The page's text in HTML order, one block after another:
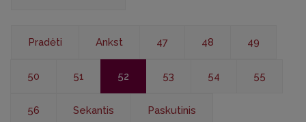
Pradėti Ankst 47 48 49
50 51 52 53 54 55
56 Sekantis Paskutinis